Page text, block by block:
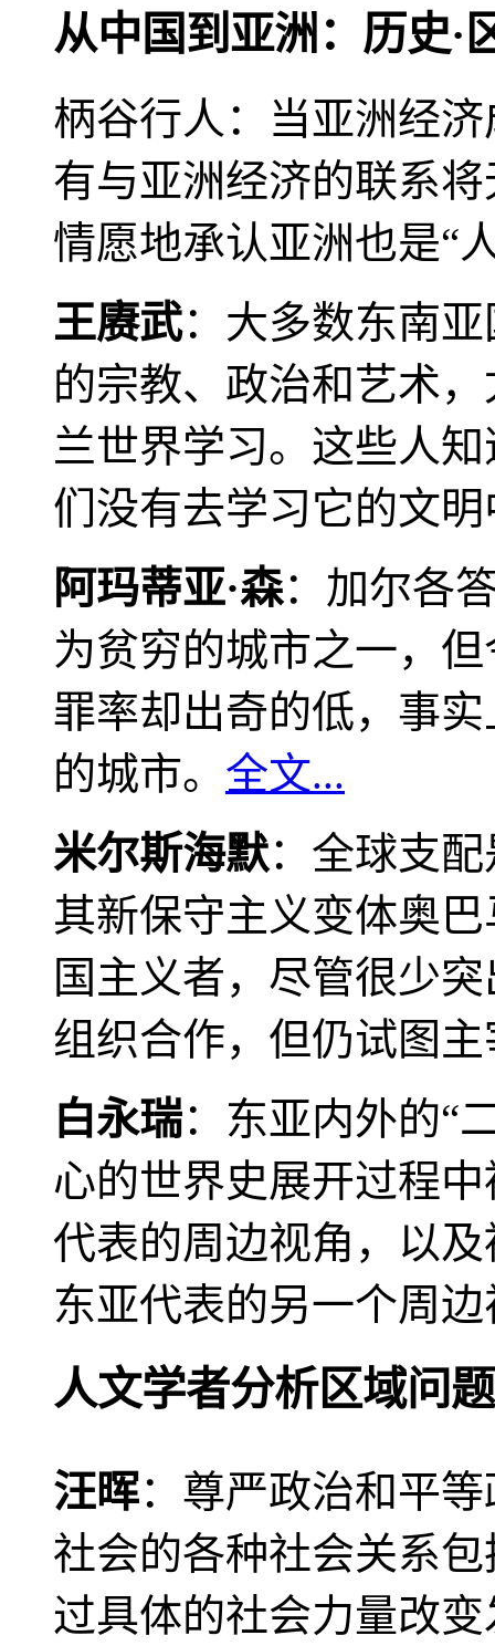
从中国到亚洲：历史·
柄谷行人：当亚洲经
有与亚洲经济的联系
情愿地承认亚洲也是“
王赓武：大多数东南
的宗教、政治和艺术
兰世界学习。这些人
们没有去学习它的文
阿玛蒂亚·森：加尔各
为贫穷的城市之一，
罪率却出奇的低，事
的城市。 全文...
米尔斯海默：全球支
其新保守主义变体奥
国主义者，尽管很少
组织合作，但仍试图
白永瑞：东亚内外的“
心的世界史展开过程
代表的周边视角，以
东亚代表的另一个周
人文学者分析区域问题
汪晖：尊严政治和平
社会的各种社会关系
过具体的社会力量改